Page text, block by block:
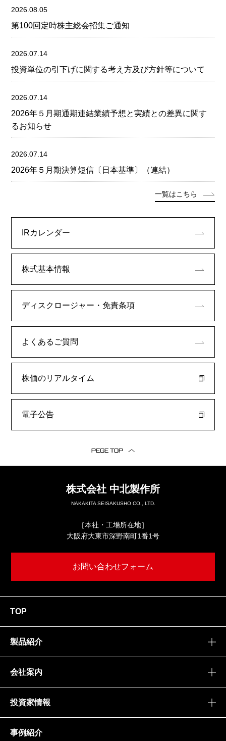
2026.08.05
第100回定時株主総会招集ご通知
2026.07.14
投資単位の引下げに関する考え方及び方針等について
2026.07.14
2026年５月期通期連結業績予想と実績との差異に関す
るお知らせ
2026.07.14
2026年５月期決算短信〔日本基準〕（連結）
一覧はこちら
IRカレンダー
株式基本情報
ディスクロージャー・ 免責条項
よくあるご質問
株価のリアルタイム
電子公告
PEGE TOP
株式会社 中北製作所
NAKAKITA SEISAKUSHO CO., LTD.
［本社・工場所在地］
大阪府大東市深野南町1番1号
お問い合わせフォーム
TOP
製品紹介
会社案内
投資家情報
事例紹介